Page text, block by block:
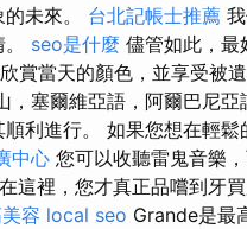
未來。 台北記帳士推薦
seo是什麼 儘管如此，最
賞當天的顏色，並享受被
，塞爾維亞語，阿爾巴尼
利進行。 如果您想在輕
中心 您可以收聽雷鬼音樂
這裡，您才真正品嚐到牙
容 local seo Grande是最